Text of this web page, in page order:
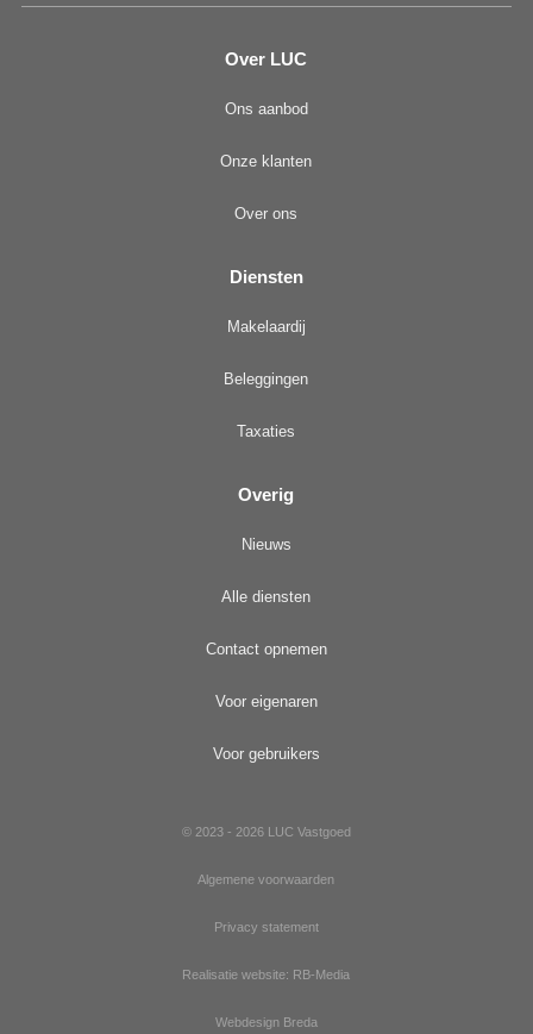
Over LUC
Ons aanbod
Onze klanten
Over ons
Diensten
Makelaardij
Beleggingen
Taxaties
Overig
Nieuws
Alle diensten
Contact opnemen
Voor eigenaren
Voor gebruikers
© 2023 - 2026 LUC Vastgoed
Algemene voorwaarden
Privacy statement
Realisatie website: RB-Media
Webdesign Breda